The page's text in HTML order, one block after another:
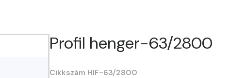
Profil henger-63/2800
Cikkszám HIF-63/2800